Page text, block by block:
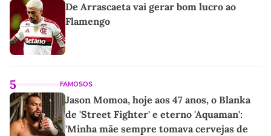
De Arrascaeta vai gerar bom lucro ao
Flamengo
5 FAMOSOS
Jason Momoa, hoje aos 47 anos, o Blanka
de 'Street Fighter' e eterno 'Aquaman':
'Minha mãe sempre tomava cervejas de